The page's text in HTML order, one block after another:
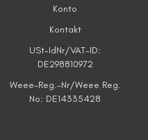
Konto
Kontakt
USt-IdNr/VAT-ID:
DE298810972
Weee-Reg.-Nr/Weee Reg.
No: DE14335428